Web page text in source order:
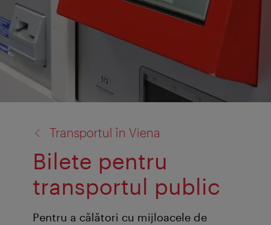
Transportul în Viena
Bilete pentru
transportul public
Pentru a călători cu mijloacele de